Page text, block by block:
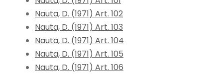
Nauta, D. (1971) Art. 102
Nauta, D. (1971) Art. 103
Nauta, D. (1971) Art. 104
Nauta, D. (1971) Art. 105
Nauta, D. (1971) Art. 106